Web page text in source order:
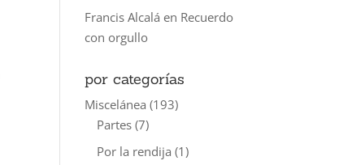
Francis Alcalá en Recuerdo
con orgullo
por categorías
Miscelánea (193)
Partes (7)
Por la rendija (1)